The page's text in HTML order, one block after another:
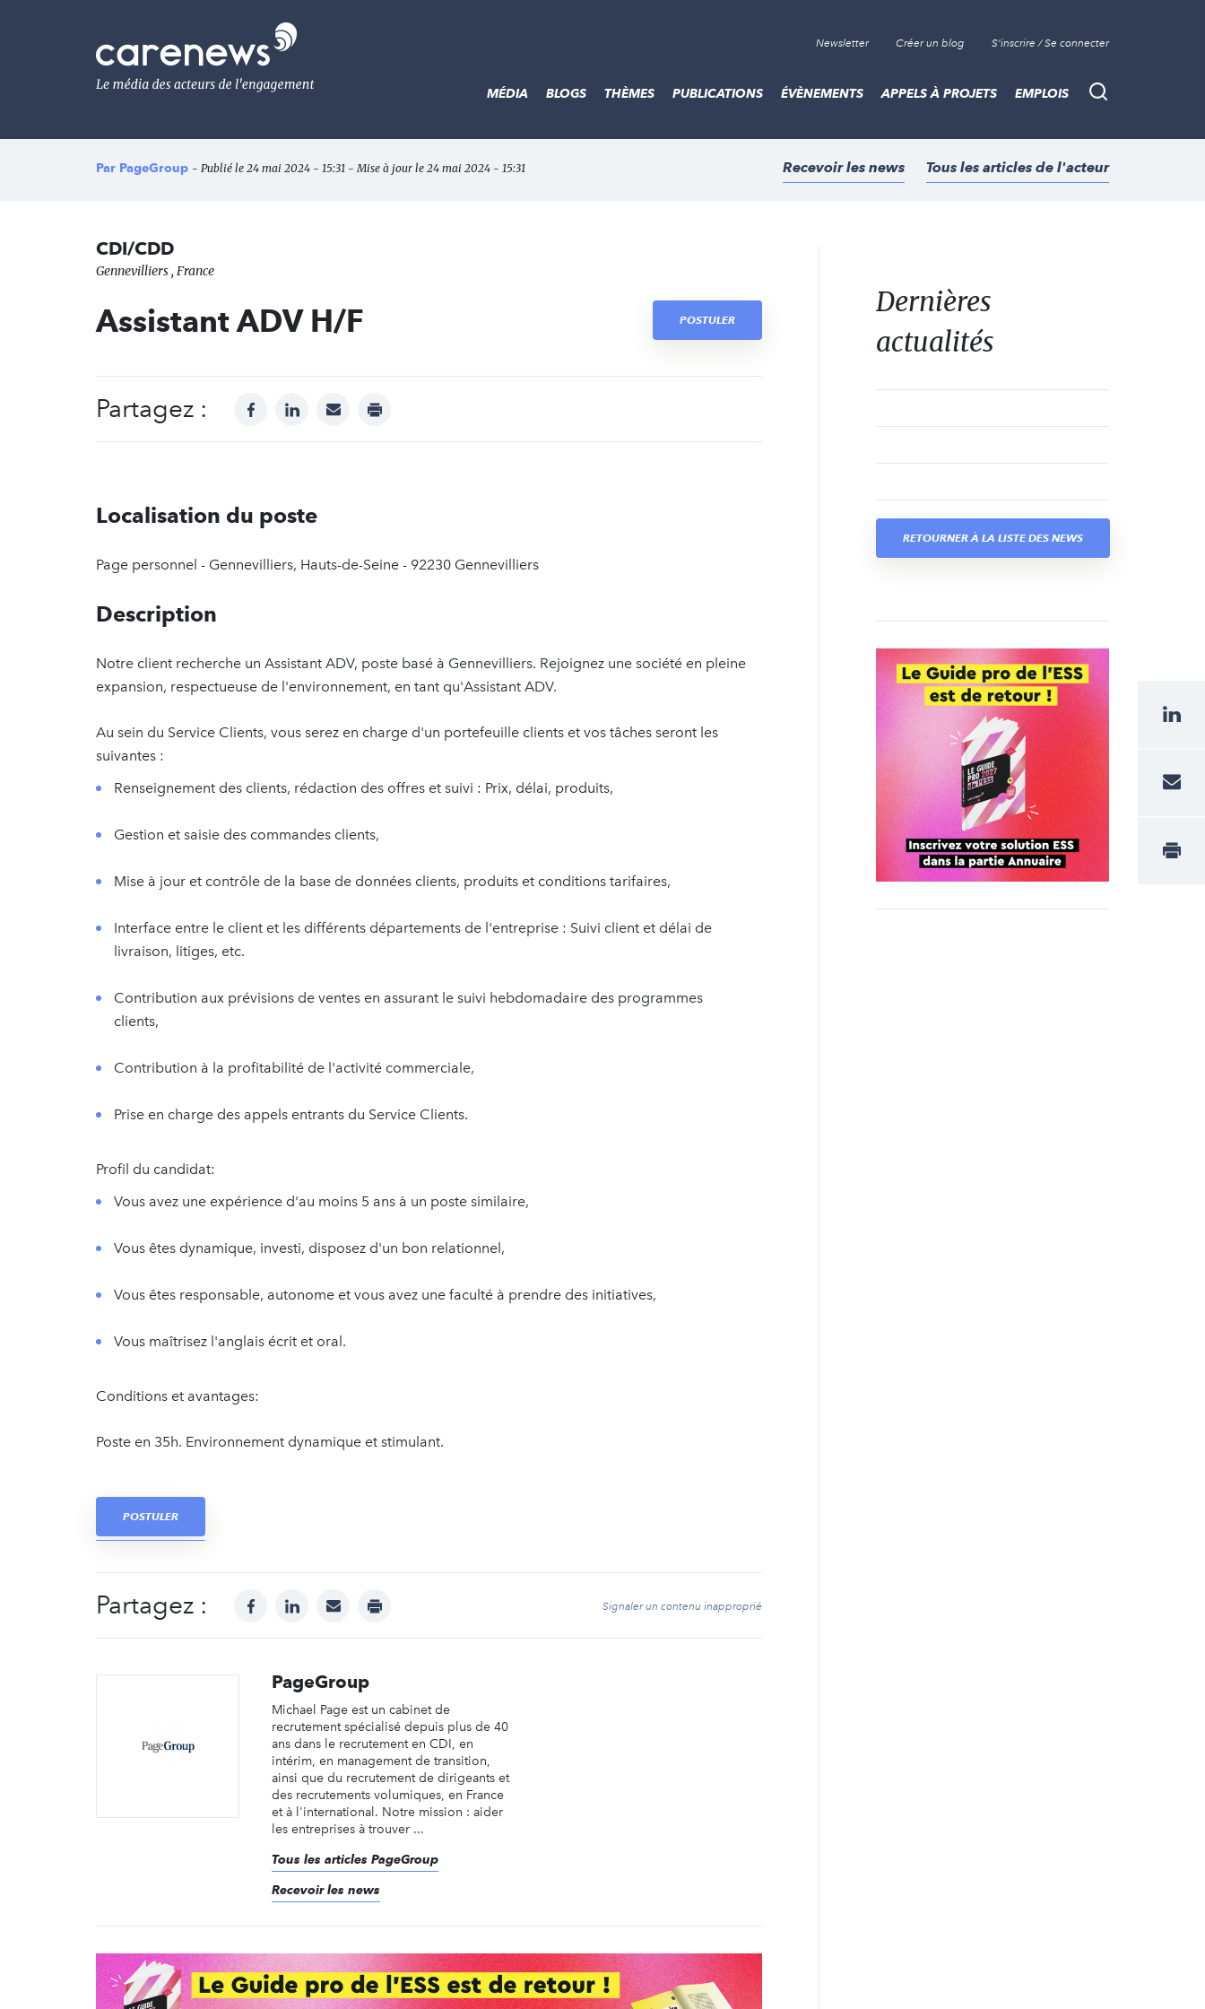
Le
média
de
l'engagement
Newsletter Créer un blog S'inscrire / Se connecter
Recherche
MÉDIA BLOGS THÈMES PUBLICATIONS ÉVÈNEMENTS APPELS À PROJETS EMPLOIS
Par PageGroup - Publié le 24 mai 2024 - 15:31 - Mise à jour le 24 mai 2024 - 15:31 Recevoir les news Tous les articles de l'acteur
CDI/CDD
Gennevilliers , France
Assistant ADV H/F POSTULER
Partagez : facebooklinkedinmail print
Localisation du poste
Page personnel - Gennevilliers, Hauts-de-Seine - 92230 Gennevilliers
Description
Notre client recherche un Assistant ADV, poste basé à Gennevilliers. Rejoignez une société en pleine
expansion, respectueuse de l'environnement, en tant qu'Assistant ADV.
Au sein du Service Clients, vous serez en charge d'un portefeuille clients et vos tâches seront les
suivantes :
Renseignement des clients, rédaction des offres et suivi : Prix, délai, produits,
Gestion et saisie des commandes clients,
Mise à jour et contrôle de la base de données clients, produits et conditions tarifaires,
Interface entre le client et les différents départements de l'entreprise : Suivi client et délai de
livraison, litiges, etc.
Contribution aux prévisions de ventes en assurant le suivi hebdomadaire des programmes
clients,
Contribution à la profitabilité de l'activité commerciale,
Prise en charge des appels entrants du Service Clients.
Profil du candidat:
Vous avez une expérience d'au moins 5 ans à un poste similaire,
Vous êtes dynamique, investi, disposez d'un bon relationnel,
Vous êtes responsable, autonome et vous avez une faculté à prendre des initiatives,
Vous maîtrisez l'anglais écrit et oral.
Conditions et avantages:
Poste en 35h. Environnement dynamique et stimulant.
POSTULER
Partagez : facebooklinkedinmail print Signaler un contenu inapproprié
PageGroup
Michael Page est un cabinet de
recrutement spécialisé depuis plus de 40
ans dans le recrutement en CDI, en
intérim, en management de transition,
ainsi que du recrutement de dirigeants et
des recrutements volumiques, en France
et à l'international. Notre mission : aider
les entreprises à trouver ...
Tous les articles PageGroup
Recevoir les news
Dernières
actualités
RETOURNER À LA LISTE DES NEWS